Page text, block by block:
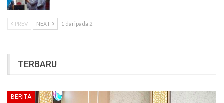
PREV NEXT 1 daripada 2
TERBARU
BERITA